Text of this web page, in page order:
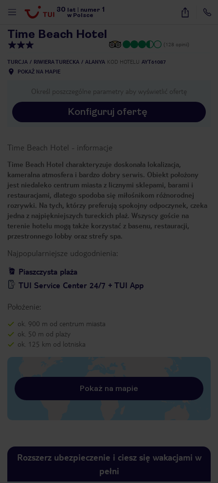
30 lat numer 1
w Polsce
38
Time Beach Hotel
(128 opinii)
TURCJA RIWIERA TURECKA ALANYA KOD HOTELU AYT61087
POKAŻ NA MAPIE
Określ poszczególne parametry aby wyświetlić ofertę
Konfiguruj ofertę
Time Beach Hotel - informacje
Time Beach Hotel charakteryzuje doskonała lokalizacja,
kameralna atmosfera i bardzo dobry serwis. Obiekt położony
jest niedaleko centrum miasta z licznymi sklepami, barami i
restauracjami, dlatego spodoba się miłośnikom różnorodnej
rozrywki. Na tych, którzy preferują spokojny odpoczynek, czeka
jedna z najpiękniejszych tureckich plaż. Wszyscy goście na
terenie hotelu mogą także korzystać z basenu, restauracji,
przestronnego lobby oraz strefy spa.
Najpopularniejsze udogodnienia:
Piaszczysta plaża
TUI Service Center 24/7 + TUI App
Położenie:
ok. 900 m od centrum miasta
ok. 50 m od plaży
ok. 125 km od lotniska
Pokaż na mapie
Rozszerz ubezpieczenie i ciesz się wakacjami w
pełni